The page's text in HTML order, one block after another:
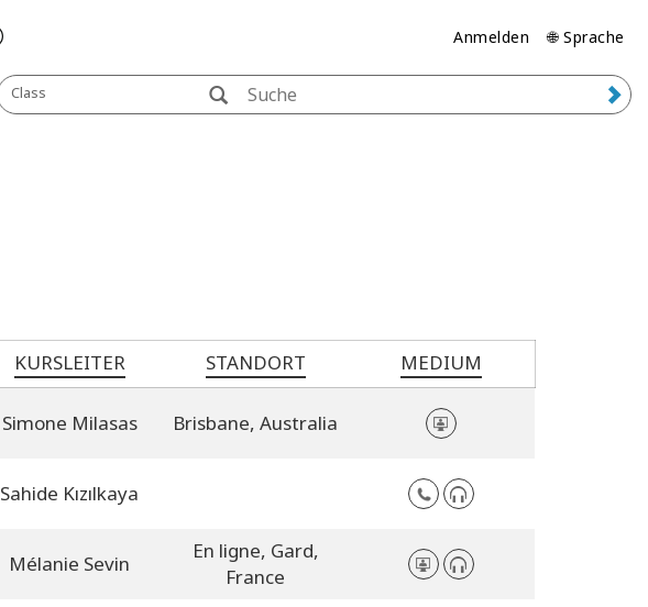
Anmelden 🌐 Sprache
Class
KURSLEITER STANDORT
MEDIUM
Simone Milasas Brisbane, Australia
Sahide Kızılkaya
Mélanie Sevin
En ligne, Gard,
France